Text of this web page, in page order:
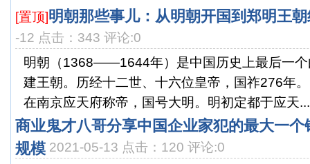
[置顶]明朝那些事儿：从明朝开国到郑明王
-12 点击：343 评论:0
明朝（1368——1644年）是中国历史上最后一个
建王朝。历经十二世、十六位皇帝，国祚276年
在南京应天府称帝，国号大明。明初定都于应天...
商业鬼才八哥分享中国企业家犯的最大一
规模 2021-05-13 点击：120 评论:0